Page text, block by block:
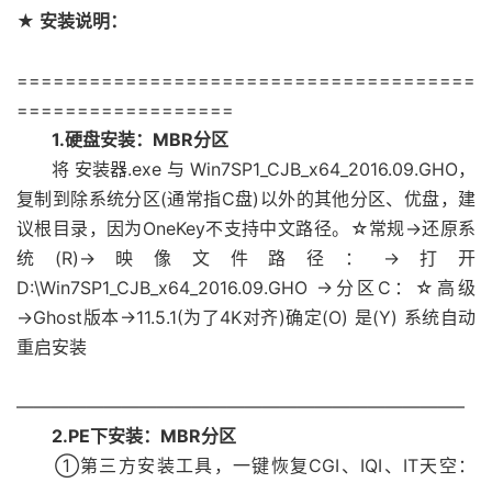
★ 安装说明：
======================================
==================
1.硬盘安装：MBR分区
将 安装器.exe 与 Win7SP1_CJB_x64_2016.09.GHO，
复制到除系统分区(通常指C盘)以外的其他分区、优盘，建
议根目录，因为OneKey不支持中文路径。☆常规→还原系
统(R)→映像文件路径：→打开
D:\Win7SP1_CJB_x64_2016.09.GHO →分区C：☆高级
→Ghost版本→11.5.1(为了4K对齐)确定(O) 是(Y) 系统自动
重启安装
—————————————————————————–
2.PE下安装：MBR分区
①第三方安装工具，一键恢复CGI、IQI、IT天空：